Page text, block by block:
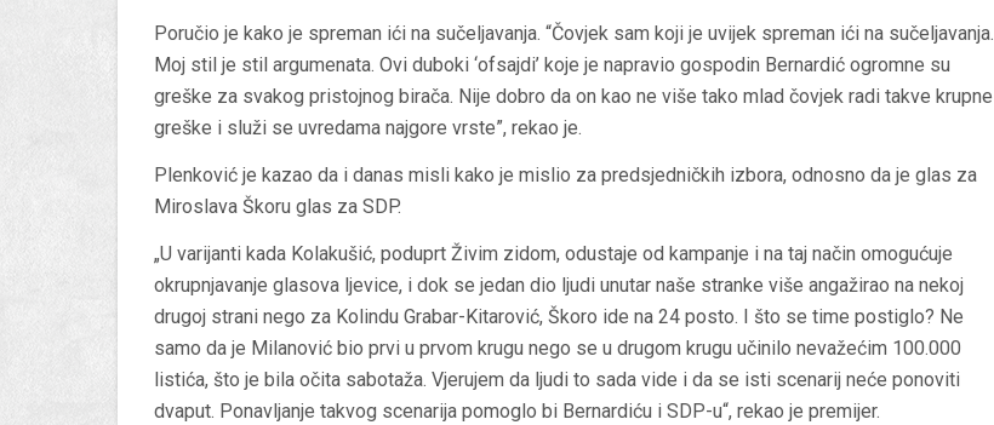
Poručio je kako je spreman ići na sučeljavanja. “Čovjek sam koji je uvijek spreman ići na sučeljavanja.
Moj stil je stil argumenata. Ovi duboki ‘ofsajdi’ koje je napravio gospodin Bernardić ogromne su
greške za svakog pristojnog birača. Nije dobro da on kao ne više tako mlad čovjek radi takve krupne
greške i služi se uvredama najgore vrste”, rekao je.
Plenković je kazao da i danas misli kako je mislio za predsjedničkih izbora, odnosno da je glas za
Miroslava Škoru glas za SDP.
„U varijanti kada Kolakušić, poduprt Živim zidom, odustaje od kampanje i na taj način omogućuje
okrupnjavanje glasova ljevice, i dok se jedan dio ljudi unutar naše stranke više angažirao na nekoj
drugoj strani nego za Kolindu Grabar-Kitarović, Škoro ide na 24 posto. I što se time postiglo? Ne
samo da je Milanović bio prvi u prvom krugu nego se u drugom krugu učinilo nevažećim 100.000
listića, što je bila očita sabotaža. Vjerujem da ljudi to sada vide i da se isti scenarij neće ponoviti
dvaput. Ponavljanje takvog scenarija pomoglo bi Bernardiću i SDP-u“, rekao je premijer.